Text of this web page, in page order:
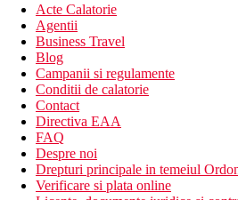
Acte Calatorie
Agentii
Business Travel
Blog
Campanii si regulamente
Conditii de calatorie
Contact
Directiva EAA
FAQ
Despre noi
Drepturi principale in temeiul
Verificare si plata online